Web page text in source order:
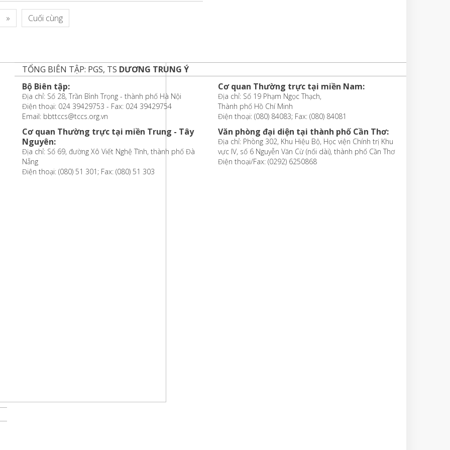
» Cuối cùng
TỔNG BIÊN TẬP: PGS, TS DƯƠNG TRUNG Ý
Bộ Biên tập:
Địa chỉ: Số 28, Trần Bình Trọng - thành phố Hà Nội
Điện thoại: 024 39429753 - Fax: 024 39429754
Email: bbttccs@tccs.org.vn
Cơ quan Thường trực tại miền Trung - Tây
Nguyên:
Địa chỉ: Số 69, đường Xô Viết Nghệ Tĩnh, thành phố Đà
Nẵng
Điện thoại: (080) 51 301; Fax: (080) 51 303
Cơ quan Thường trực tại miền Nam:
Địa chỉ: Số 19 Phạm Ngọc Thạch,
Thành phố Hồ Chí Minh
Điện thoại: (080) 84083; Fax: (080) 84081
Văn phòng đại diện tại thành phố Cần Thơ:
Địa chỉ: Phòng 302, Khu Hiệu Bộ, Học viện Chính trị Khu
vực IV, số 6 Nguyễn Văn Cừ (nối dài), thành phố Cần Thơ
Điện thoại/Fax: (0292) 6250868